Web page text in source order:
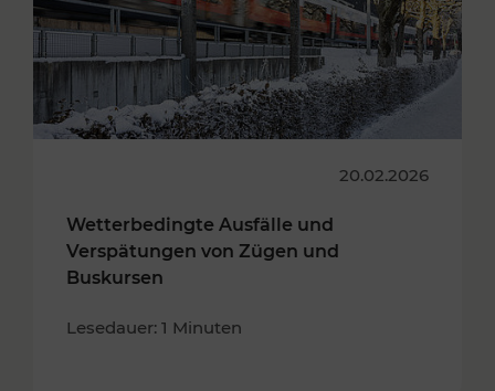
20.02.2026
Wetterbedingte Ausfälle und
Verspätungen von Zügen und
Buskursen
Lesedauer: 1 Minuten